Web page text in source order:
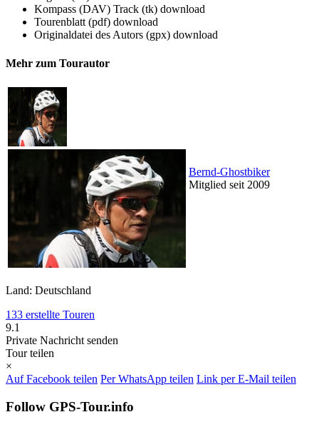
Kompass (DAV) Track (tk) download
Tourenblatt (pdf) download
Originaldatei des Autors (gpx) download
Mehr zum Tourautor
Bernd-Ghostbiker
Mitglied seit 2009
Land: Deutschland
133 erstellte Touren
9.1
Private Nachricht senden
Tour teilen
×
Auf Facebook teilen Per WhatsApp teilen Link per E-Mail teilen
Follow GPS-Tour.info